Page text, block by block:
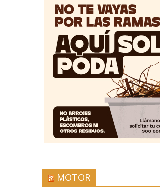
MOTOR